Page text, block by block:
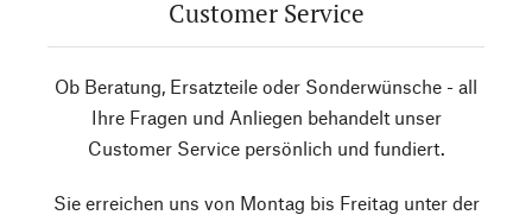
Customer Service
Ob Beratung, Ersatzteile oder Sonderwünsche - all
Ihre Fragen und Anliegen behandelt unser
Customer Service persönlich und fundiert.
Sie erreichen uns von Montag bis Freitag unter der